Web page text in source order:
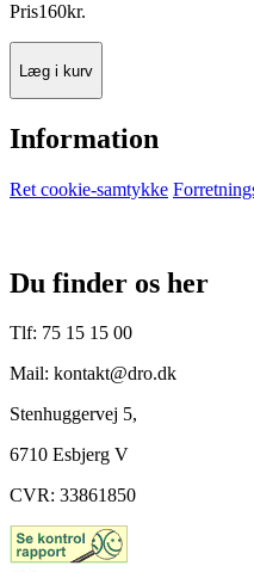
Pris160kr.
Læg i kurv
Information
Ret cookie-samtykke
Du finder os her
Tlf: 75 15 15 00
Mail: kontakt@dro.dk
Stenhuggervej 5,
6710 Esbjerg V
CVR: 33861850